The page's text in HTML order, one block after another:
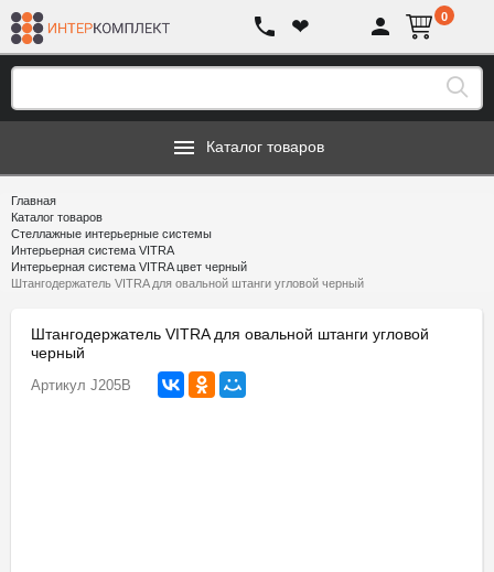
❤ 0
Каталог товаров
Главная
Каталог товаров
Стеллажные интерьерные системы
Интерьерная система VITRA
Интерьерная система VITRA цвет черный
Штангодержатель VITRA для овальной штанги угловой черный
Штангодержатель VITRA для овальной штанги угловой
черный
Артикул J205B